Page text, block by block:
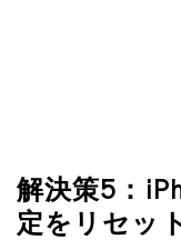
解決策5：
定をリセッ